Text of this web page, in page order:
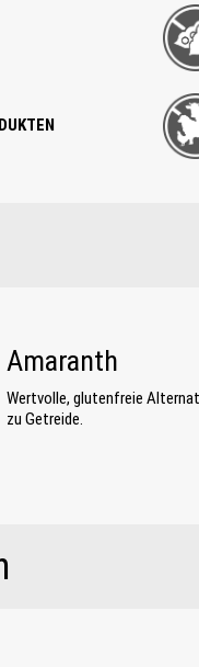
Amaranth
Wertvolle, glutenfreie
zu Getreide.